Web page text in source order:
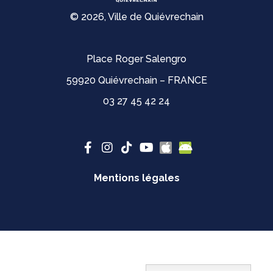
© 2026, Ville de Quiévrechain
Place Roger Salengro
59920 Quiévrechain – FRANCE
03 27 45 42 24
Mentions légales